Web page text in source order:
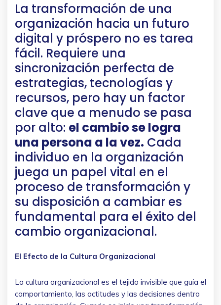
La transformación de una
organización hacia un futuro
digital y próspero no es tarea
fácil. Requiere una
sincronización perfecta de
estrategias, tecnologías y
recursos, pero hay un factor
clave que a menudo se pasa
por alto: el cambio se logra
una persona a la vez. Cada
individuo en la organización
juega un papel vital en el
proceso de transformación y
su disposición a cambiar es
fundamental para el éxito del
cambio organizacional.
El Efecto de la Cultura Organizacional
La cultura organizacional es el tejido invisible que guía el
comportamiento, las actitudes y las decisiones dentro